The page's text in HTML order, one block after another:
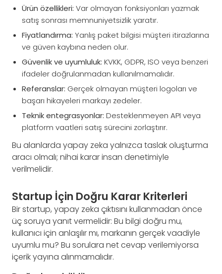
Ürün özellikleri: Var olmayan fonksiyonları yazmak
satış sonrası memnuniyetsizlik yaratır.
Fiyatlandırma: Yanlış paket bilgisi müşteri itirazlarına
ve güven kaybına neden olur.
Güvenlik ve uyumluluk: KVKK, GDPR, ISO veya benzeri
ifadeler doğrulanmadan kullanılmamalıdır.
Referanslar: Gerçek olmayan müşteri logoları ve
başarı hikayeleri markayı zedeler.
Teknik entegrasyonlar: Desteklenmeyen API veya
platform vaatleri satış sürecini zorlaştırır.
Bu alanlarda yapay zeka yalnızca taslak oluşturma
aracı olmalı; nihai karar insan denetimiyle
verilmelidir.
Startup İçin Doğru Karar Kriterleri
Bir startup, yapay zeka çıktısını kullanmadan önce
üç soruya yanıt vermelidir: Bu bilgi doğru mu,
kullanıcı için anlaşılır mı, markanın gerçek vaadiyle
uyumlu mu? Bu sorulara net cevap verilemiyorsa
içerik yayına alınmamalıdır.